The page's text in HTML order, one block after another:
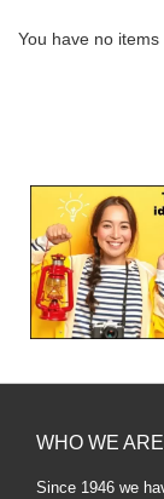
You have no items
WHO WE ARE
Since 1946 we